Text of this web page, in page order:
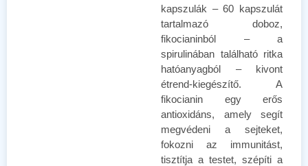
kapszulák – 60 kapszulát
tartalmazó doboz,
fikocianinból – a
spirulinában található ritka
hatóanyagból – kivont
étrend-kiegészítő. A
fikocianin egy erős
antioxidáns, amely segít
megvédeni a sejteket,
fokozni az immunitást,
tisztítja a testet, szépíti a